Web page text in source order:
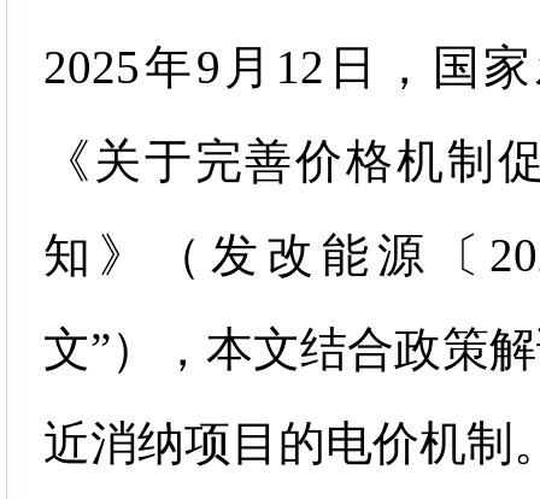
2025年9 月 12 日，国
《关于完善价格机制
知》（发改能源〔
文”），本文结合政策
近消纳项目的电价机制